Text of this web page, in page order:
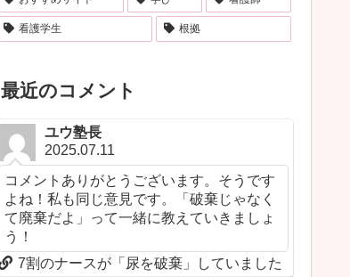
看護学生 根拠
最近のコメント
ユウ塾長
2025.07.11
コメントありがとうございます。そうです
よね！私も同じ意見です。「破棄じゃなく
て廃棄だよ」って一緒に教えていきましょ
う！
7割のナースが「尿を破棄」していました